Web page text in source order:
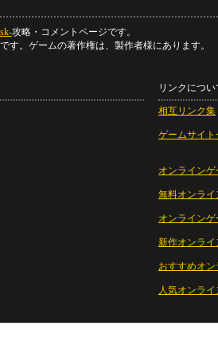
攻略・コメントページです。
す。ゲームの著作権は、製作者様にあります。
リンクについ
相互リンク集
ゲームサイト
オンラインゲ
無料オンライ
オンライン
新作オンライ
おすすめオ
人気オンラ